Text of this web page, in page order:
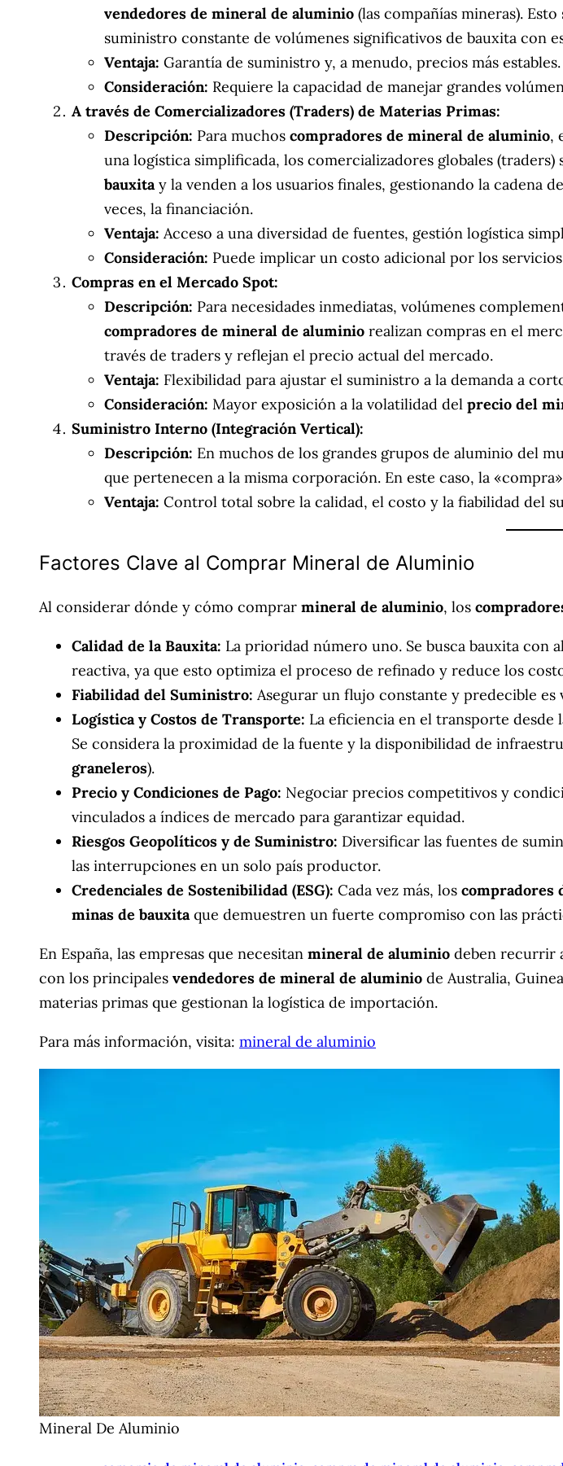
vendedores de mineral de aluminio (las compañías mineras).
suministro constante de volúmenes significativos de bauxita con
Ventaja: Garantía de suministro y, a menudo, precios más estables.
Consideración: Requiere la capacidad de manejar grandes
A través de Comercializadores (Traders) de Materias Primas:
Descripción: Para muchos compradores de mineral de aluminio,
una logística simplificada, los comercializadores globales
bauxitay la venden a los usuarios finales, gestionando la cadena
veces, la financiación.
Ventaja: Acceso a una diversidad de fuentes, gestión logística
Consideración: Puede implicar un costo adicional por los
Compras en el Mercado Spot:
Descripción: Para necesidades inmediatas, volúmenes
compradores de mineral de aluminio realizan compras en el
través de traders y reflejan el precio actual del mercado.
Ventaja: Flexibilidad para ajustar el suministro a la demanda a
Consideración: Mayor exposición a la volatilidad del precio del
Suministro Interno (Integración Vertical):
Descripción: En muchos de los grandes grupos de aluminio del
que pertenecen a la misma corporación. En este caso, la
Ventaja: Control total sobre la calidad, el costo y la fiabilidad del
Factores Clave al Comprar Mineral de Aluminio
Al considerar dónde y cómo comprar mineral de aluminio, los
Calidad de la Bauxita: La prioridad número uno. Se busca bauxita
reactiva, ya que esto optimiza el proceso de refinado y reduce los
Fiabilidad del Suministro: Asegurar un flujo constante y predecible
Logística y Costos de Transporte: La eficiencia en el transporte desde
Se considera la proximidad de la fuente y la disponibilidad de
graneleros).
Precio y Condiciones de Pago: Negociar precios competitivos y
vinculados a índices de mercado para garantizar equidad.
Riesgos Geopolíticos y de Suministro: Diversificar las fuentes de
las interrupciones en un solo país productor.
Credenciales de Sostenibilidad (ESG): Cada vez más, los compradores
minas de bauxitaque demuestren un fuerte compromiso con las
En España, las empresas que necesitan mineral de aluminio deben recurrir
con los principales vendedores de mineral de aluminio de Australia,
materias primas que gestionan la logística de importación.
Para más información, visita: mineral de aluminio
Mineral De Aluminio